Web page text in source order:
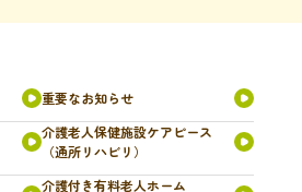
重要なお知らせ
介護老人保健施設ケアピース
（通所リハビリ）
介護付き有料老人ホーム